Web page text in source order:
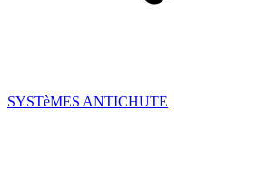
SYSTèMES ANTICHUTE